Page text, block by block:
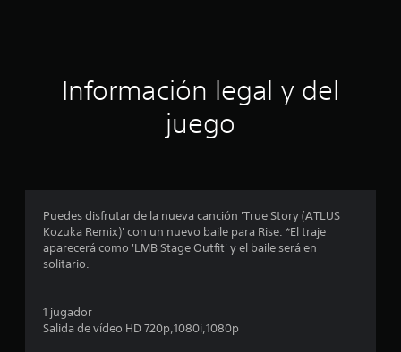
i
e
Información legal y del
juego
Puedes disfrutar de la nueva canción 'True Story (ATLUS
Kozuka Remix)' con un nuevo baile para Rise. *El traje
aparecerá como 'LMB Stage Outfit' y el baile será en
solitario.
1 jugador
Salida de vídeo HD 720p,1080i,1080p